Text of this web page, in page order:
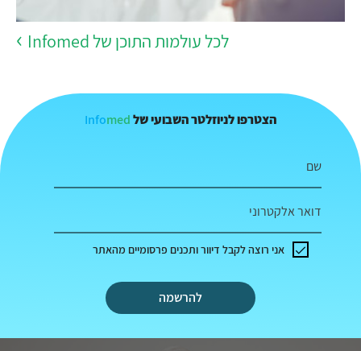
לכל עולמות התוכן של Infomed
הצטרפו לניוזלטר השבועי של Infomed
שם
דואר אלקטרוני
להרשמה
אני רוצה לקבל דיוור ותכנים פרסומיים מהאתר